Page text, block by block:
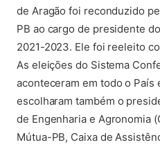
de Aragão foi reconduzido
PB ao cargo de presidente
2021-2023. Ele foi reeleito
As eleições do Sistema
aconteceram em todo o País
escolharam também o
de Engenharia e Agronomia
Mútua-PB, Caixa de